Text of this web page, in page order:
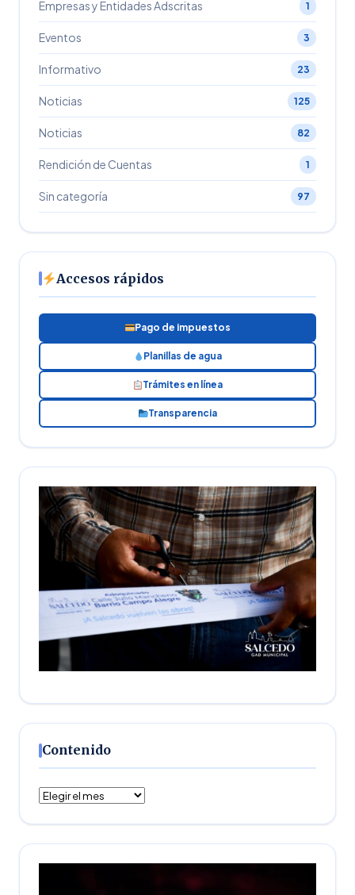
Empresas y Entidades Adscritas 1
Eventos 3
Informativo 23
Noticias 125
Noticias 82
Rendición de Cuentas 1
Sin categoría 97
Accesos rápidos
Pago de impuestos
Planillas de agua
Trámites en línea
Transparencia
Contenido
Contenido